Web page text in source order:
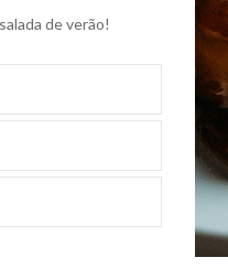
de verão!